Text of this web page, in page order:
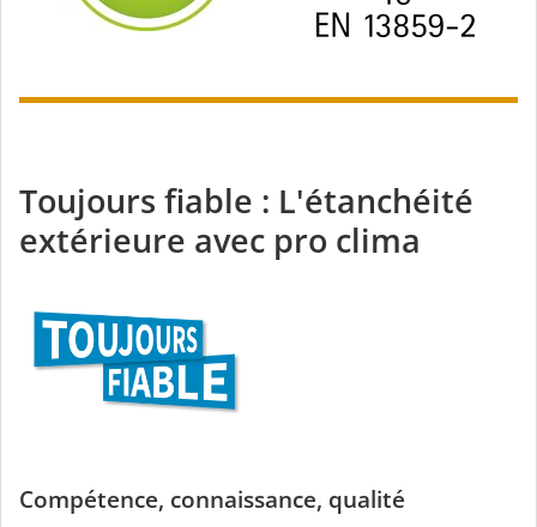
Toujours fiable : L'étanchéité
extérieure avec pro clima
Compétence, connaissance, qualité